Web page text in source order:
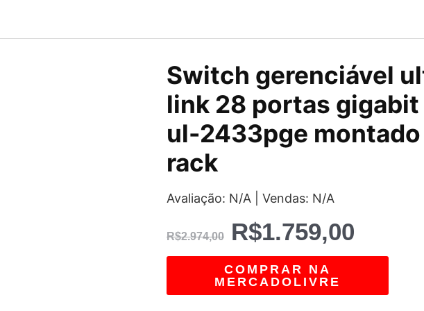
Switch gerenciável
link 28 portas gigabit
ul-2433pge montado
rack
Avaliação: N/A | Vendas: N/A
R$2.974,00
O
preço
original
era:
R$1.759,00
O
preço
atual
é:
COMPRAR NA
MERCADOLIVRE